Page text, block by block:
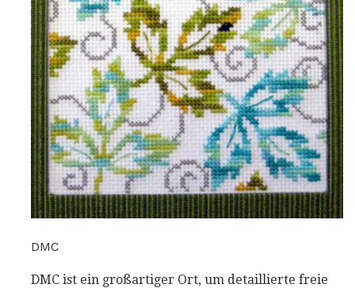
DMC
DMC ist ein großartiger Ort, um detaillierte freie